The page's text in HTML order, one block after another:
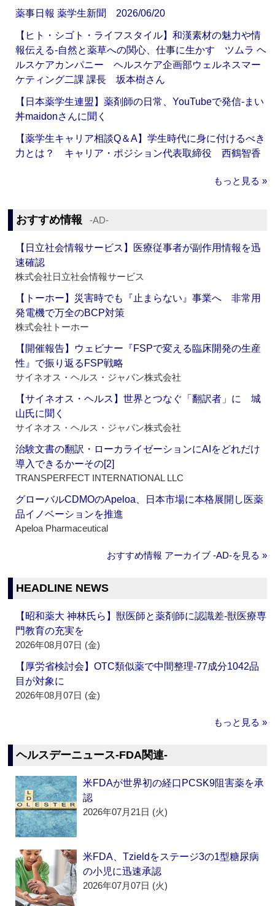
薬事日報 薬学生新聞 2026/06/20
【ヒト・シゴト・ライフスタイル】和漢素材の魅力や情
報伝える‐自然と薬草への関心、仕事に生かす ツムラ ヘ
ルスケアカンパニー ヘルスケア企画部ウェルネスマー
ケティング二課 課長 坂本樹さん
【日本薬学生連盟】薬剤師の日常、YouTubeで発信‐まい
丼maidonさんに聞く
【薬学生キャリア相談Q＆A】学生時代に身に付けるべき
力とは？ キャリア・ポジション代表取締役 西鶴智香
もっと見る »
おすすめ情報 ‐AD‐
【日立社会情報サービス】医療従事者が副作用情報を迅
速確認
株式会社日立社会情報サービス
【トーホー】災害時でも『止まらない』事業へ 非常用
発電機で万全のBCP対策
株式会社トーホー
【開催報告】ウェビナー『FSPで変える臨床開発の生産
性』で振り返るFSP戦略
サイネオス・ヘルス・ジャパン株式会社
【サイネオス・ヘルス】世界とつなぐ「翻訳者」に 城
山氏に聞く
サイネオス・ヘルス・ジャパン株式会社
治験文書の翻訳・ローカライゼーションにAIをどれだけ
導入できるかーその[2]
TRANSPERFECT INTERNATIONAL LLC
グローバルCDMOのApeloa、日本市場に本格展開し医薬
品イノベーションを推進
Apeloa Pharmaceutical
おすすめ情報 アーカイブ ‐AD‐を見る »
HEADLINE NEWS
【昭和薬大 神林氏ら】獣医師と薬剤師に認識差‐獣医療専
門教育の充実を
2026年08月07日 (金)
【厚労省検討会】OTC類似薬で中間整理‐77成分1042品
目が対象に
2026年08月07日 (金)
もっと見る »
ヘルスデーニュース‐FDA関連‐
米FDAが世界初の経口PCSK9阻害薬を承
認
2026年07月21日 (火)
米FDA、Tzieldをステージ3の1型糖尿病
の小児に迅速承認
2026年07月07日 (火)